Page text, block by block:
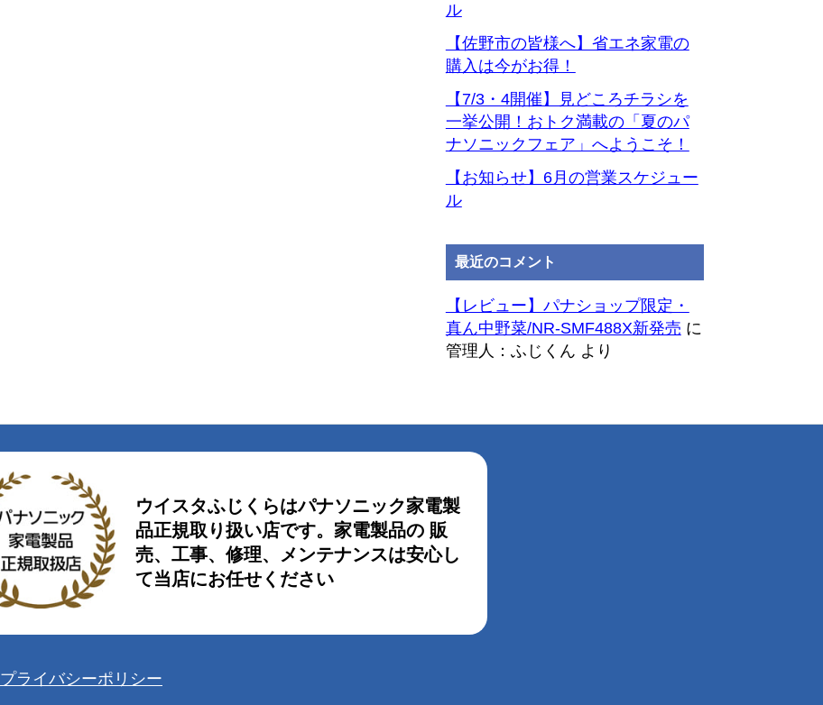
ル
【佐野市の皆様へ】省エネ家電の
購入は今がお得！
【7/3・4開催】見どころチラシを
一挙公開！おトク満載の「夏のパ
ナソニックフェア」へようこそ！
【お知らせ】6月の営業スケジュー
ル
最近のコメント
【レビュー】パナショップ限定・
真ん中野菜/NR-SMF488X新発売 に
管理人：ふじくん より
ウイスタふじくらはパナソニック家電製
品正規取り扱い店です。家電製品の 販
売、工事、修理、メンテナンスは安心し
て当店にお任せください
プライバシーポリシー